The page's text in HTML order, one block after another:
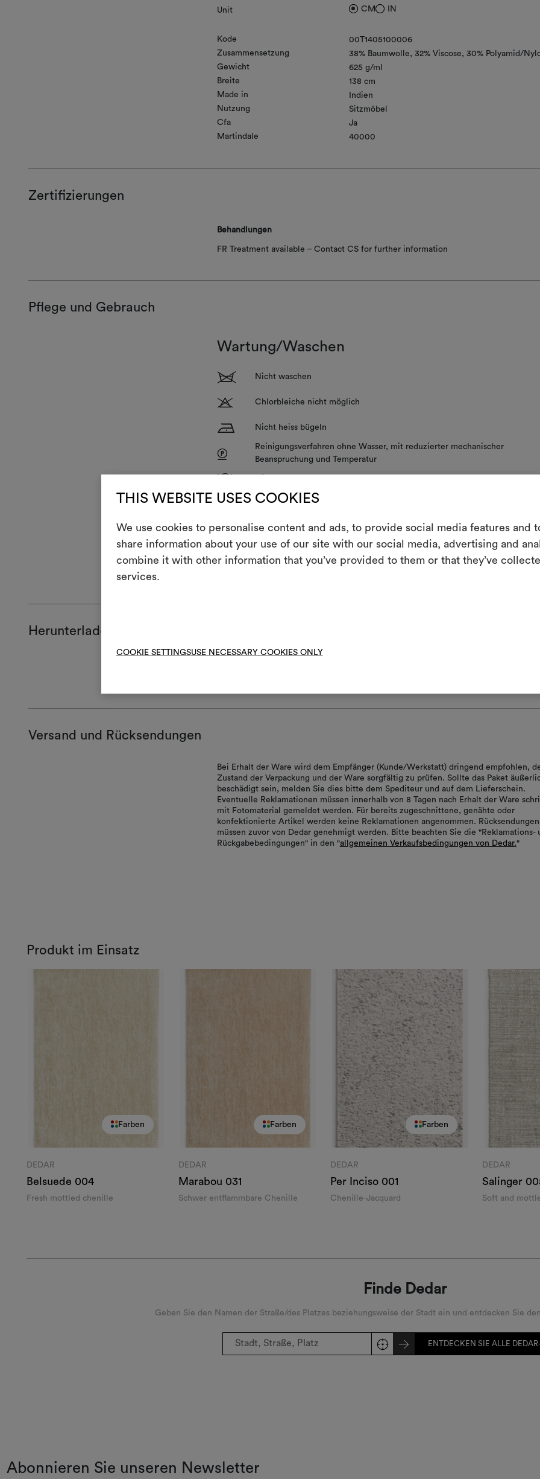
THIS WEBSITE USES COOKIES
We use cookies to personalise content and ads, to provide social media features and
share information about your use of our site with our social media, advertising and
combine it with other information that you’ve provided to them or that they’ve
services.
COOKIE SETTINGSUSE NECESSARY COOKIES ONLY
Unit CM IN
Kode
00T1405100006
Zusammensetzung
38% Baumwolle 32% Viscose
30% Polyamid/
Gewicht
625 g/ml
Breite
138 cm
Made in
Indien
Nutzung
Sitzmöbel
Cfa
Ja
Martindale
40000
Zertifizierungen
Behandlungen
FR Treatment available – Contact CS for further information
Pflege und Gebrauch
Wartung/Waschen
1 Nicht waschen
T Chlorbleiche nicht möglich
H Nicht heiss bügeln
P
Reinigungsverfahren ohne Wasser, mit reduzierter mechanischer
Beanspruchung und Temperatur
V
R Nicht im Tumbler trocknen
Herunterladen
Versand und Rücksendungen
Bei Erhalt der Ware wird dem Empfänger (Kunde/Werkstatt) dringend empfohlen,
Zustand der Verpackung und der Ware sorgfältig zu prüfen. Sollte das Paket
beschädigt sein, melden Sie dies bitte dem Spediteur und auf dem Lieferschein.
Eventuelle Reklamationen müssen innerhalb von 8 Tagen nach Erhalt der Ware
mit Fotomaterial gemeldet werden. Für bereits zugeschnittene, genähte oder
konfektionierte Artikel werden keine Reklamationen angenommen. Rücksendungen
müssen zuvor von Dedar genehmigt werden. Bitte beachten Sie die "Reklamations-
Rückgabebedingungen" in den "allgemeinen Verkaufsbedingungen von Dedar."
Produkt im Einsatz
Farben
DEDAR
Belsuede 004
Fresh mottled chenille
Farben
DEDAR
Marabou 031
Schwer entflammbare Chenille
Farben
DEDAR
Per Inciso 001
Chenille-Jacquard
DEDAR
Salinger
Soft and
Finde Dedar
Geben Sie den Namen der Straße/des Platzes beziehungsweise der Stadt ein und entdecken Sie
ENTDECKEN SIE ALLE
Abonnieren Sie unseren Newsletter
Ein
Leben
Um